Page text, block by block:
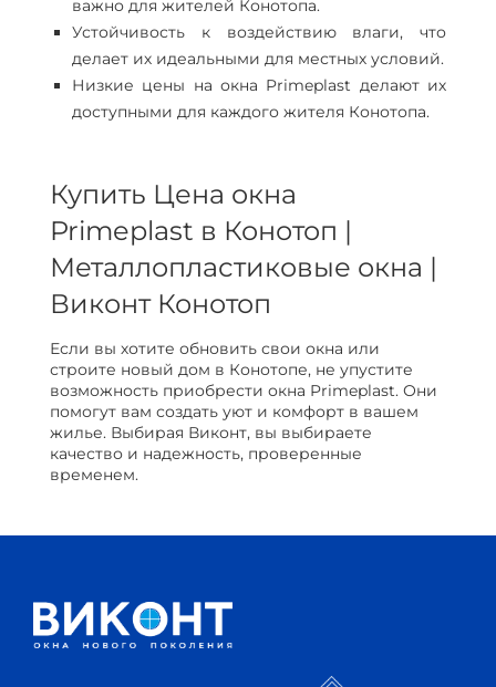
важно для жителей Конотопа.
Устойчивость к воздействию влаги, что
делает их идеальными для местных условий.
Низкие цены на окна Primeplast делают их
доступными для каждого жителя Конотопа.
Купить Цена окна
Primeplast в Конотоп |
Металлопластиковые окна |
Виконт Конотоп
Если вы хотите обновить свои окна или
строите новый дом в Конотопе, не упустите
возможность приобрести окна Primeplast. Они
помогут вам создать уют и комфорт в вашем
жилье. Выбирая Виконт, вы выбираете
качество и надежность, проверенные
временем.